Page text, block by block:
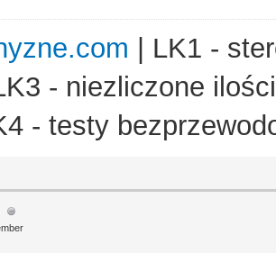
| LK1 -
- niezliczone
- testy